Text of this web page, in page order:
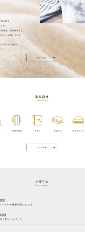
印刷物
#ア
#カタログ